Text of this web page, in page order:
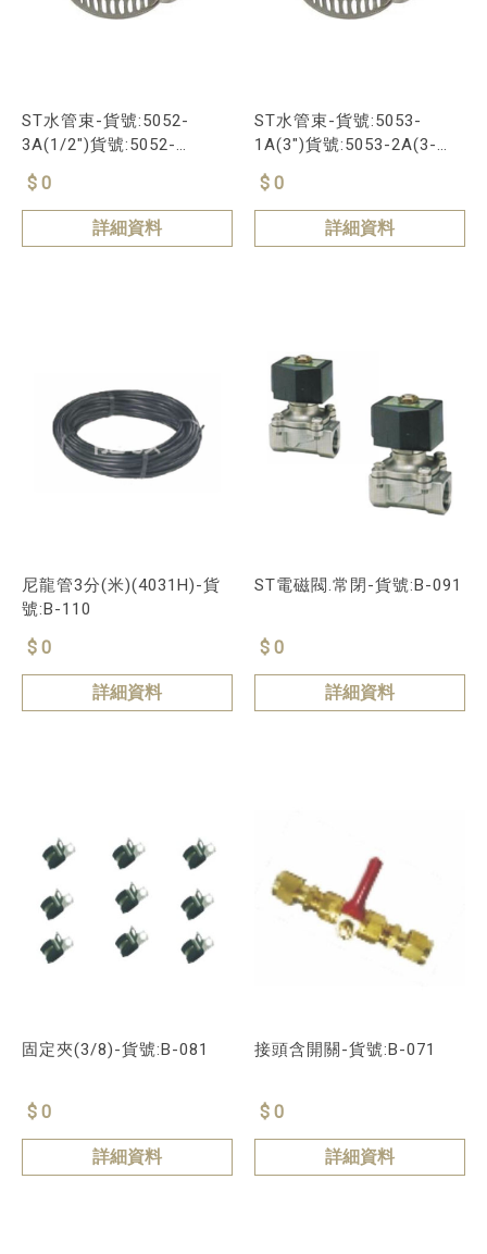
ST水管束-貨號:5052-
3A(1/2")貨號:5052-
2A(5/8")貨號:5052-4A(3
$ 0
詳細資料
ST水管束-貨號:5053-
1A(3")貨號:5053-2A(3-
1/2")貨號:5053-4A(4
$ 0
詳細資料
尼龍管3分(米)(4031H)-貨
號:B-110
$ 0
詳細資料
ST電磁閥.常閉-貨號:B-091
$ 0
詳細資料
固定夾(3/8)-貨號:B-081
$ 0
詳細資料
接頭含開關-貨號:B-071
$ 0
詳細資料